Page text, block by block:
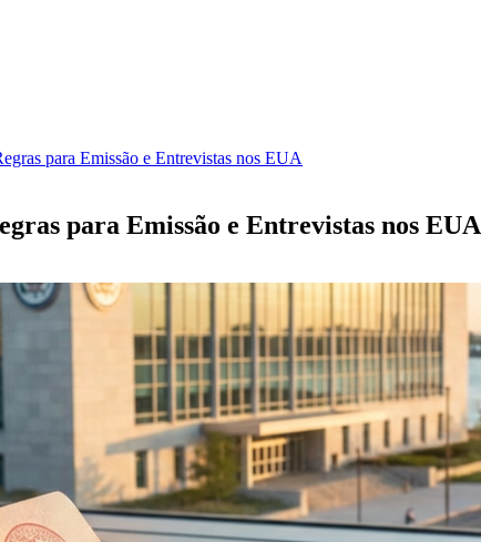
para Emissão e Entrevistas nos EUA
para Emissão e Entrevistas nos EUA